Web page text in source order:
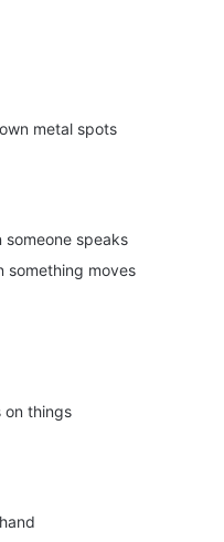
metal spots
someone speaks
something moves
things